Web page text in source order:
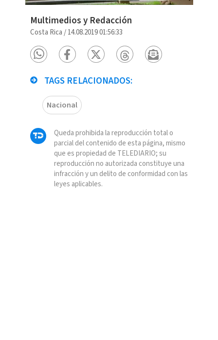
Multimedios y Redacción
Costa Rica /14.08.2019 01:56:33
TAGS RELACIONADOS:
Nacional
Queda prohibida la reproducción total o
parcial del contenido de esta página, mismo
que es propiedad de TELEDIARIO; su
reproducción no autorizada constituye una
infracción y un delito de conformidad con las
leyes aplicables.